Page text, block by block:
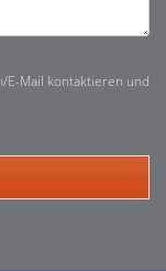
E-Mail kontaktieren und